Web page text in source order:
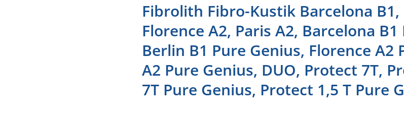
Fibrolith Fibro-Kustik Barcelona B1,
Florence A2, Paris A2, Barcelona
Berlin B1 Pure Genius, Florence A2
A2 Pure Genius, DUO, Protect 7T,
7T Pure Genius, Protect 1,5 T Pure